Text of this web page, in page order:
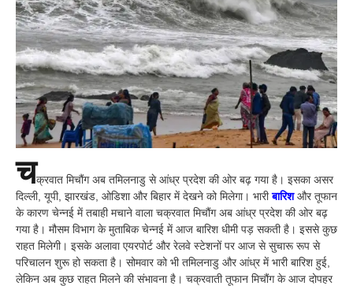
चक्रवात मिचौंग अब तमिलनाडु से आंध्र प्रदेश की ओर बढ़ गया है। इसका असर
दिल्ली, यूपी, झारखंड, ओडिशा और बिहार में देखने को मिलेगा। भारीबारिशऔर तूफान
के कारण चेन्नई में तबाही मचाने वाला चक्रवात मिचौंग अब आंध्र प्रदेश की ओर बढ़
गया है। मौसम विभाग के मुताबिक चेन्नई में आज बारिश धीमी पड़ सकती है। इससे कुछ
राहत मिलेगी। इसके अलावा एयरपोर्ट और रेलवे स्टेशनों पर आज से सुचारू रूप से
परिचालन शुरू हो सकता है। सोमवार को भी तमिलनाडु और आंध्र में भारी बारिश हुई,
लेकिन अब कुछ राहत मिलने की संभावना है। चक्रवाती तूफान मिचौंग के आज दोपहर